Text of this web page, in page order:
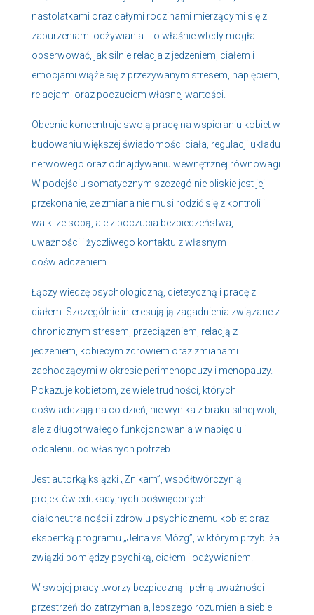
nastolatkami oraz całymi rodzinami mierzącymi się z
zaburzeniami odżywiania. To właśnie wtedy mogła
obserwować, jak silnie relacja z jedzeniem, ciałem i
emocjami wiąże się z przeżywanym stresem, napięciem,
relacjami oraz poczuciem własnej wartości.
Obecnie koncentruje swoją pracę na wspieraniu kobiet w
budowaniu większej świadomości ciała, regulacji układu
nerwowego oraz odnajdywaniu wewnętrznej równowagi.
W podejściu somatycznym szczególnie bliskie jest jej
przekonanie, że zmiana nie musi rodzić się z kontroli i
walki ze sobą, ale z poczucia bezpieczeństwa,
uważności i życzliwego kontaktu z własnym
doświadczeniem.
Łączy wiedzę psychologiczną, dietetyczną i pracę z
ciałem. Szczególnie interesują ją zagadnienia związane z
chronicznym stresem, przeciążeniem, relacją z
jedzeniem, kobiecym zdrowiem oraz zmianami
zachodzącymi w okresie perimenopauzy i menopauzy.
Pokazuje kobietom, że wiele trudności, których
doświadczają na co dzień, nie wynika z braku silnej woli,
ale z długotrwałego funkcjonowania w napięciu i
oddaleniu od własnych potrzeb.
Jest autorką książki „Znikam”, współtwórczynią
projektów edukacyjnych poświęconych
ciałoneutralności i zdrowiu psychicznemu kobiet oraz
ekspertką programu „Jelita vs Mózg”, w którym przybliża
związki pomiędzy psychiką, ciałem i odżywianiem.
W swojej pracy tworzy bezpieczną i pełną uważności
przestrzeń do zatrzymania, lepszego rozumienia siebie